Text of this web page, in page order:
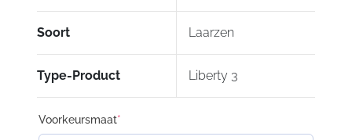
Soort Laarzen
Type-Product Liberty 3
Voorkeursmaat*